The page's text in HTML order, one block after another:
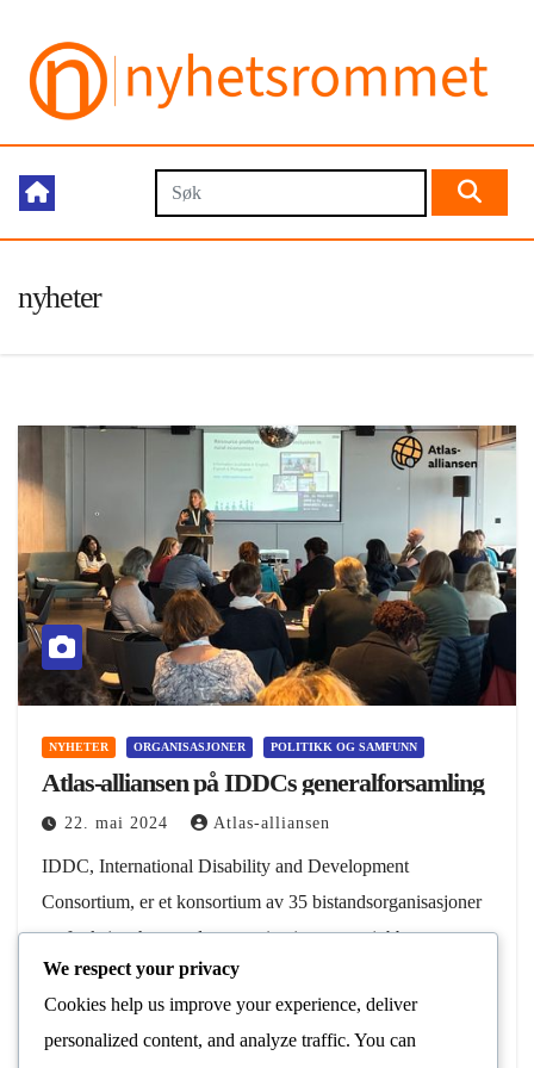
nyheter
NYHETER ORGANISASJONER POLITIKK OG SAMFUNN
Atlas-alliansen på IDDCs generalforsamling
22. mai 2024 Atlas-alliansen
IDDC, International Disability and Development
Consortium, er et konsortium av 35 bistandsorganisasjoner
og funksjonshemmedes organisasjoner som jobber sammen
for å sikre at all internasjonal bistand, både langsiktig og
humanitær, inkluderer mennesker med…
We respect your privacy
Cookies help us improve your experience, deliver
personalized content, and analyze traffic. You can